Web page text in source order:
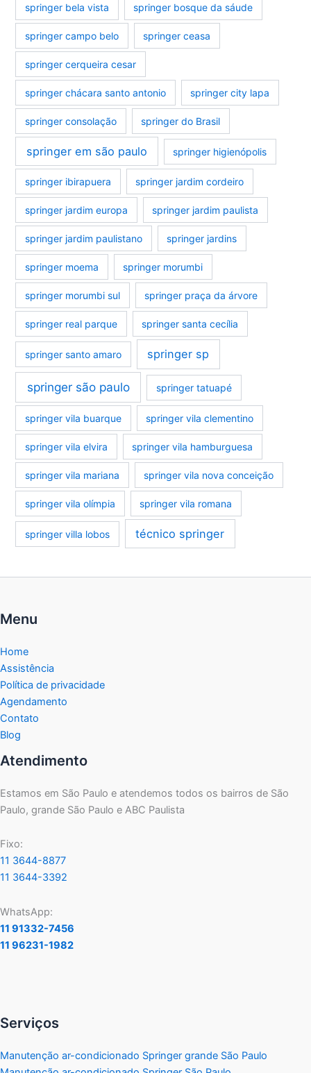
springer bela vista springer bosque da sáude
springer campo belo springer ceasa
springer cerqueira cesar
springer chácara santo antonio springer city lapa
springer consolação springer do Brasil
springer em são paulo springer higienópolis
springer ibirapuera springer jardim cordeiro
springer jardim europa springer jardim paulista
springer jardim paulistano springer jardins
springer moema springer morumbi
springer morumbi sul springer praça da árvore
springer real parque springer santa cecília
springer santo amaro springer sp
springer são paulo springer tatuapé
springer vila buarque springer vila clementino
springer vila elvira springer vila hamburguesa
springer vila mariana springer vila nova conceição
springer vila olímpia springer vila romana
springer villa lobos técnico springer
Menu
Home
Assistência
Política de privacidade
Agendamento
Contato
Blog
Atendimento
Estamos em São Paulo e atendemos todos os bairros de São
Paulo, grande São Paulo e ABC Paulista
Fixo:
11 3644-8877
11 3644-3392
WhatsApp:
11 91332-7456
11 96231-1982
Serviços
Manutenção ar-condicionado Springer grande São Paulo